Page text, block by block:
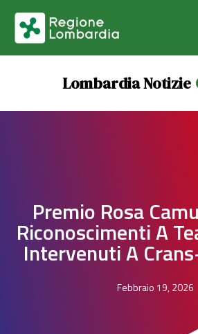
Lombardia Notizie
Premio Rosa
Riconoscimenti A
Intervenuti A
Febbraio 19, 2026